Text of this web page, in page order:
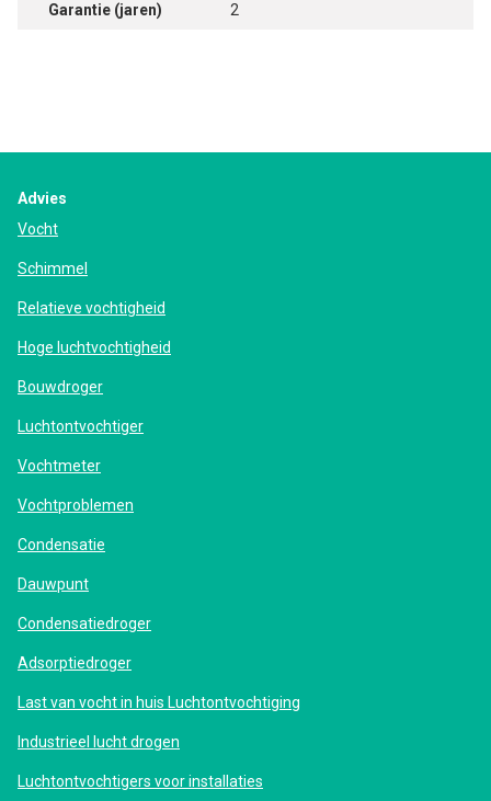
Garantie (jaren) 2
Advies
Vocht
Schimmel
Relatieve vochtigheid
Hoge luchtvochtigheid
Bouwdroger
Luchtontvochtiger
Vochtmeter
Vochtproblemen
Condensatie
Dauwpunt
Condensatiedroger
Adsorptiedroger
Last van vocht in huis Luchtontvochtiging
Industrieel lucht drogen
Luchtontvochtigers voor installaties